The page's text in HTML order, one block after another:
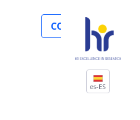
COLABORA
es-ES